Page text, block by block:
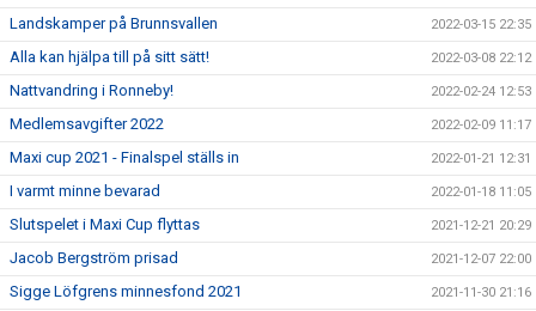
Landskamper på Brunnsvallen 2022-03-15 22:35
Alla kan hjälpa till på sitt sätt! 2022-03-08 22:12
Nattvandring i Ronneby! 2022-02-24 12:53
Medlemsavgifter 2022 2022-02-09 11:17
Maxi cup 2021 - Finalspel ställs in 2022-01-21 12:31
I varmt minne bevarad 2022-01-18 11:05
Slutspelet i Maxi Cup flyttas 2021-12-21 20:29
Jacob Bergström prisad 2021-12-07 22:00
Sigge Löfgrens minnesfond 2021 2021-11-30 21:16